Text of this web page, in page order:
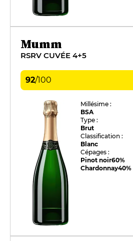
Mumm
RSRV CUVÉE 4+5
92/100
Millésime :
BSA
Type :
Brut
Classification :
Blanc
Cépages :
Pinot noir60%
Chardonnay40%